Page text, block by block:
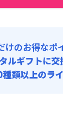
けのお得なポ
ルギフトに
類以上のラ